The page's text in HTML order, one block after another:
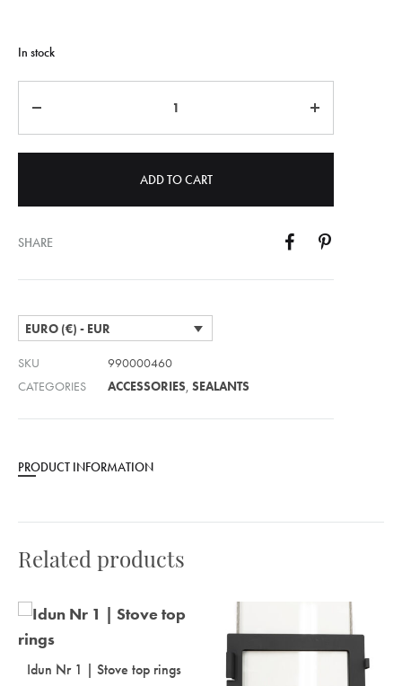
In stock
ADD TO CART
SHARE
EURO (€) - EUR
SKU
990000460
CATEGORIES
ACCESSORIES SEALANTS
PRODUCT INFORMATION
Related products
Idun Nr 1 | Stove top rings